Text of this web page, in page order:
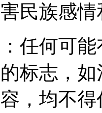
民族感
任何可
标志，
，均不